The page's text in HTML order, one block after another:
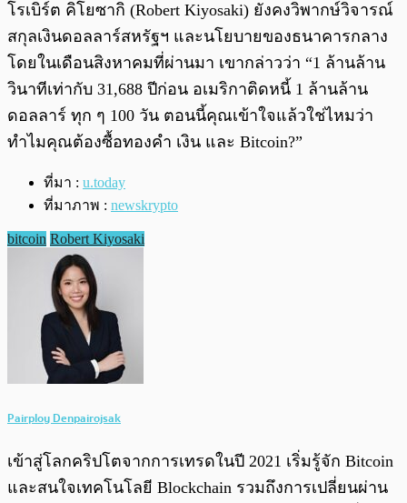
โรเบิร์ต คิโยซากิ (Robert Kiyosaki) ยังคงวิพากษ์วิจารณ์
สกุลเงินดอลลาร์สหรัฐฯ และนโยบายของธนาคารกลาง
โดยในเดือนสิงหาคมที่ผ่านมา เขากล่าวว่า “1 ล้านล้าน
วินาทีเท่ากับ 31,688 ปีก่อน อเมริกาติดหนี้ 1 ล้านล้าน
ดอลลาร์ ทุก ๆ 100 วัน ตอนนี้คุณเข้าใจแล้วใช่ไหมว่า
ทำไมคุณต้องซื้อทองคำ เงิน และ Bitcoin?”
ที่มา : u.today
ที่มาภาพ : newskrypto
bitcoin Robert Kiyosaki
Pairploy Denpairojsak
เข้าสู่โลกคริปโตจากการเทรดในปี 2021 เริ่มรู้จัก Bitcoin
และสนใจเทคโนโลยี Blockchain รวมถึงการเปลี่ยนผ่าน